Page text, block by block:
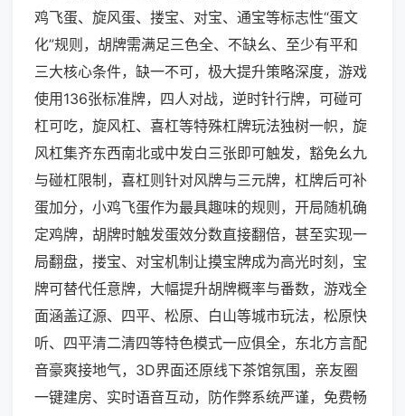
鸡飞蛋、旋风蛋、搂宝、对宝、通宝等标志性“蛋文
化”规则，胡牌需满足三色全、不缺幺、至少有平和
三大核心条件，缺一不可，极大提升策略深度，游戏
使用136张标准牌，四人对战，逆时针行牌，可碰可
杠可吃，旋风杠、喜杠等特殊杠牌玩法独树一帜，旋
风杠集齐东西南北或中发白三张即可触发，豁免幺九
与碰杠限制，喜杠则针对风牌与三元牌，杠牌后可补
蛋加分，小鸡飞蛋作为最具趣味的规则，开局随机确
定鸡牌，胡牌时触发蛋效分数直接翻倍，甚至实现一
局翻盘，搂宝、对宝机制让摸宝牌成为高光时刻，宝
牌可替代任意牌，大幅提升胡牌概率与番数，游戏全
面涵盖辽源、四平、松原、白山等城市玩法，松原快
听、四平清二清四等特色模式一应俱全，东北方言配
音豪爽接地气，3D界面还原线下茶馆氛围，亲友圈
一键建房、实时语音互动，防作弊系统严谨，免费畅